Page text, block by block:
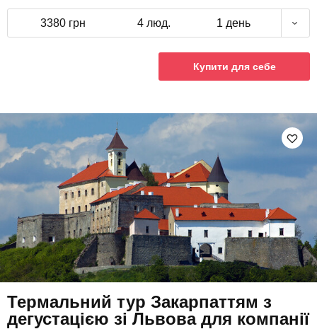
3380 грн 4 люд. 1 день
Купити для себе
Термальний тур Закарпаттям з
дегустацією зі Львова для компанії